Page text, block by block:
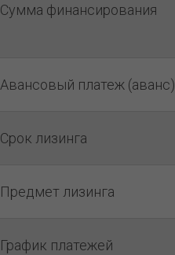
Сумма финансирования
Авансовый платеж (аванс)
Срок лизинга
Предмет лизинга
График платежей